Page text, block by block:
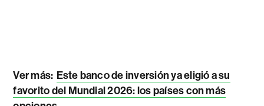
Ver más: Este banco de inversión ya eligió a su
favorito del Mundial 2026: los países con más